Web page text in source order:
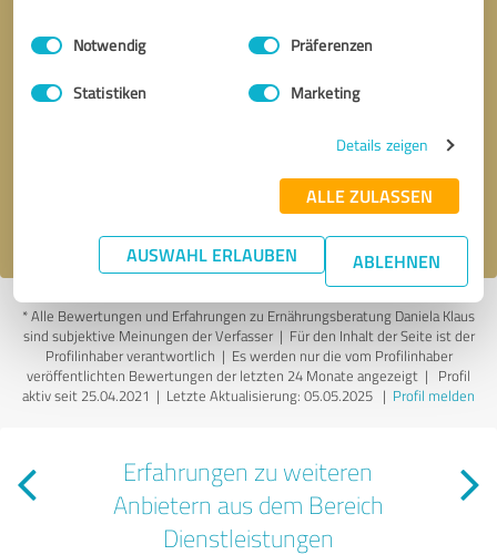
Impressum Datenschutzbestimmungen
Einwilligungsauswahl
Notwendig Präferenzen
Statistiken Marketing
Details zeigen
ALLE ZULASSEN
AUSWAHL ERLAUBEN ABLEHNEN
Bitte um Rückruf * Erforderliche Angaben
Datenschutzbestimmungenzu.
*Alle Bewertungen und Erfahrungen zu Ernährungsberatung Daniela Klaus
sind subjektive Meinungen der Verfasser | Für den Inhalt der Seite ist der
Profilinhaber verantwortlich | Es werden nur die vom Profilinhaber
veröffentlichten Bewertungen der letzten 24 Monate angezeigt | Profil
aktiv seit 25.04.2021 | Letzte Aktualisierung: 05.05.2025 | Profil melden
Erfahrungen zu weiteren
Anbietern aus dem Bereich
Dienstleistungen